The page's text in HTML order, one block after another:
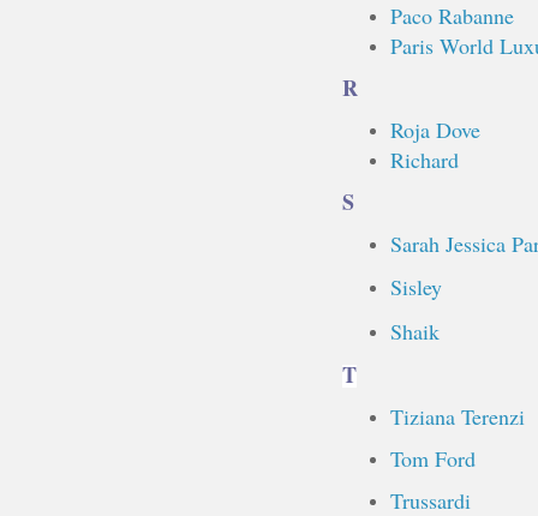
Paco Rabanne
Paris World
R
Roja Dove
Richard
S
Sarah Jessica
Sisley
Shaik
T
Tiziana Terenzi
Tom Ford
Trussardi